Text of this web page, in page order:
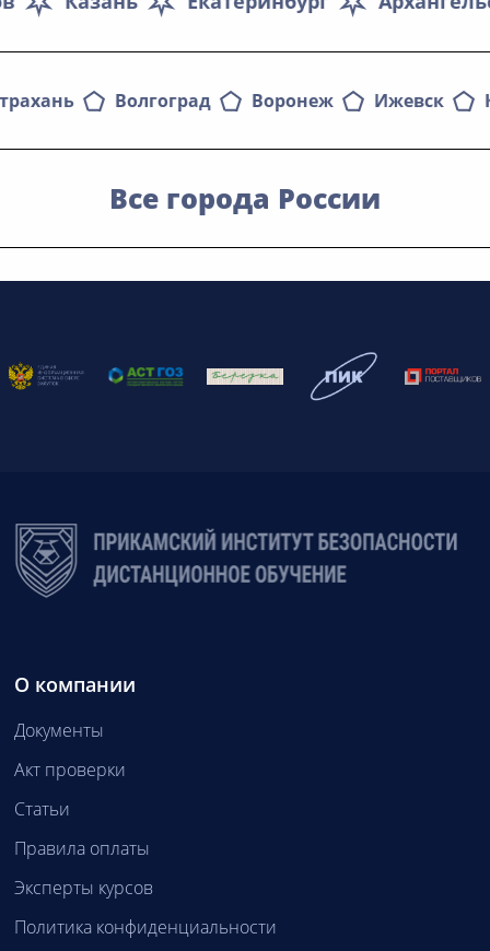
Волгоград Воронеж Ижевск
Все города России
О компании
Документы
Акт проверки
Статьи
Правила оплаты
Эксперты курсов
Политика конфиденциальности